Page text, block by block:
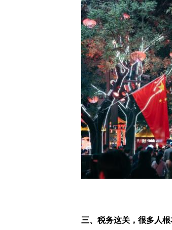
三、税务这关，很多人根